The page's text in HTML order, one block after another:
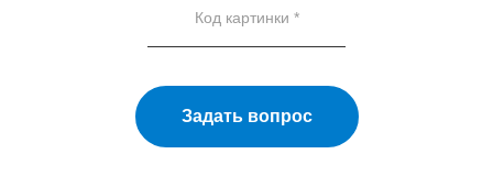
Задать вопрос